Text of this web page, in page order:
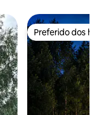
Preferido dos
Preferido dos